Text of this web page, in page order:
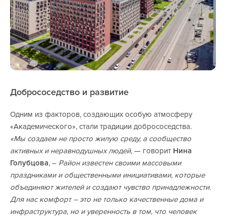
Добрососедство и развитие
Одним из факторов, создающих особую атмосферу
«Академического», стали традиции добрососедства.
«Мы создаем не просто жилую среду, а сообщество
активных и неравнодушных людей, — говорит Нина
Голубцова, – Район известен своими массовыми
праздниками и общественными инициативами, которые
объединяют жителей и создают чувство принадлежности.
Для нас комфорт – это не только качественные дома и
инфраструктура, но и уверенность в том, что человек